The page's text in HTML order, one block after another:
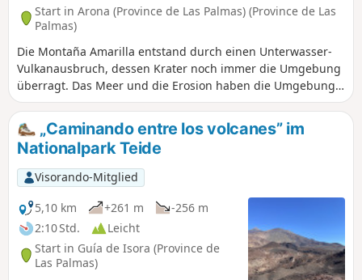
Start in Arona (Province de Las Palmas) (Province de Las
Palmas)
Die Montaña Amarilla entstand durch einen Unterwasser-
Vulkanausbruch, dessen Krater noch immer die Umgebung
überragt. Das Meer und die Erosion haben die Umgebung
weiter geformt und eine recht kuriose und einzigartige
Landschaft geschaffen, die man sonst nirgendwo auf der
Insel findet. Die Landschaften reihen sich aneinander, mit
einer Reihe von Vulkankegeln, die zunächst vom Teide
dominiert werden, dann an der Küste, wo ein gelber Felsen
auftaucht, der dem Berg seinen Namen gegeben hat.
„Caminando entre los volcanes” im
Nationalpark Teide
Visorando-Mitglied
5,10 km
+261 m
-256 m
2:10 Std.
Leicht
Start in Guía de Isora (Province de
Las Palmas)